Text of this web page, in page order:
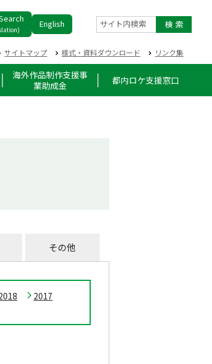
English サイト内検索
サイトマップ 様式・資料ダウンロード リンク集
海外作品制作支援事
業助成金
都内ロケ支援窓口
その他
2017